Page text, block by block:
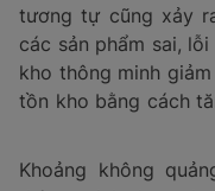
tương tự cũng xảy
các sản phẩm sai,
kho thông minh
tồn kho bằng cách
Khoảng không